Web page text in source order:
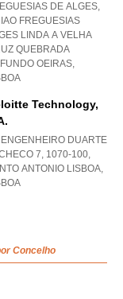
DE ALGES,
FREGUESIAS
LINDA A VELHA
QUEBRADA
OEIRAS,
Technology,
DUARTE
7, 1070-100,
ANTONIO LISBOA,
Concelho